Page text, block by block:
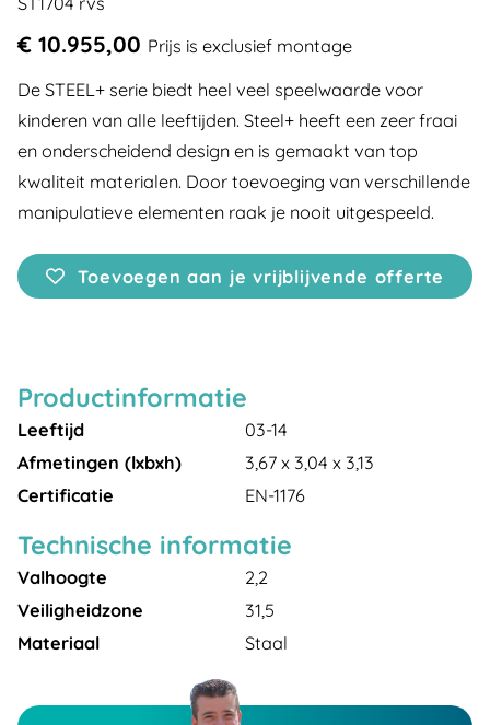
€ 10.955,00 Prijs is exclusief montage
De STEEL+ serie biedt heel veel speelwaarde voor
kinderen van alle leeftijden. Steel+ heeft een zeer fraai
en onderscheidend design en is gemaakt van top
kwaliteit materialen. Door toevoeging van verschillende
manipulatieve elementen raak je nooit uitgespeeld.
Toevoegen aan je vrijblijvende offerte
Productinformatie
Leeftijd
03-14
Afmetingen (lxbxh)
3,67 x 3,04 x 3,13
Certificatie
EN-1176
Technische informatie
Valhoogte
2,2
Veiligheidzone
31,5
Materiaal
Staal